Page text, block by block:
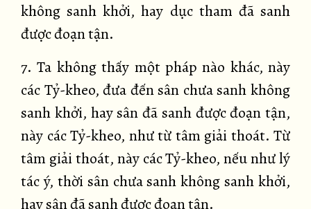
không sanh khởi, hay dục tham đã sanh
được đoạn tận.
7. Ta không thấy một pháp nào khác, này
các Tỷ-kheo, đưa đến sân chưa sanh không
sanh khởi, hay sân đã sanh được đoạn tận,
này các Tỷ-kheo, như từ tâm giải thoát. Từ
tâm giải thoát, này các Tỷ-kheo, nếu như lý
tác ý, thời sân chưa sanh không sanh khởi,
hay sân đã sanh được đoạn tận.